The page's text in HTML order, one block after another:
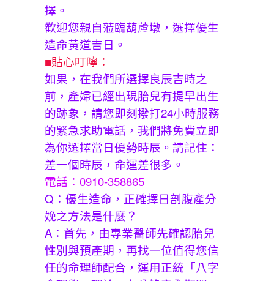
擇。
歡迎您親自蒞臨葫蘆墩，選擇優生
造命黃道吉日。
■貼心叮嚀：
如果，在我們所選擇良辰吉時之
前，產婦已經出現胎兒有提早出生
的跡象，請您即刻撥打24小時服務
的緊急求助電話，我們將免費立即
為你選擇當日優勢時辰。請記住：
差一個時辰，命運差很多。
電話：0910-358865
Q：優生造命，正確擇日剖腹產分
娩之方法是什麼？
A：首先，由專業醫師先確認胎兒
性別與預產期，再找一位值得您信
任的命理師配合，運用正統「八字